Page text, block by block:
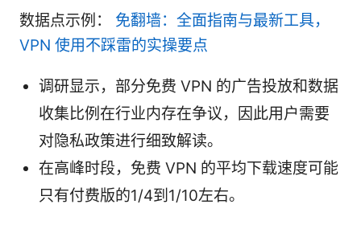
数据点示例： 免翻墙：全面指南与最新工具，
VPN 使用不踩雷的实操要点
调研显示，部分免费 VPN 的广告投放和数据
收集比例在行业内存在争议，因此用户需要
对隐私政策进行细致解读。
在高峰时段，免费 VPN 的平均下载速度可能
只有付费版的1/4到1/10左右。